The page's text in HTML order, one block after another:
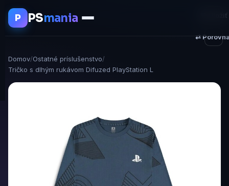
P PSmania
Domov/Ostatné príslušenstvo/
Tričko s dlhým rukávom Difuzed PlayStation L
⇄